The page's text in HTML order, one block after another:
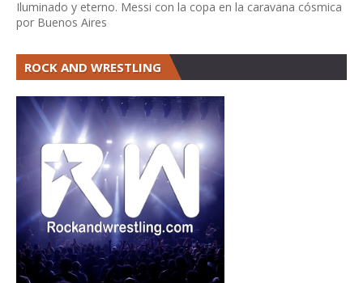
Iluminado y eterno. Messi con la copa en la caravana cósmica
por Buenos Aires
ROCK AND WRESTLING